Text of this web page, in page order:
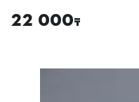
22 000₸